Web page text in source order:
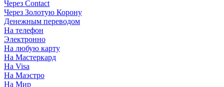
Через Contact
Через Золотую Корону
Денежным переводом
На телефон
Электронно
На любую карту
На Мастеркард
На Visa
На Маэстро
На Мир